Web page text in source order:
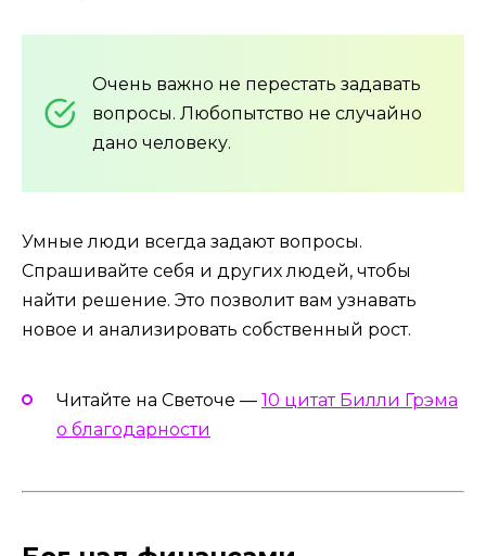
Очень важно не перестать задавать
вопросы. Любопытство не случайно
дано человеку.
Умные люди всегда задают вопросы.
Спрашивайте себя и других людей, чтобы
найти решение. Это позволит вам узнавать
новое и анализировать собственный рост.
Читайте на Светоче — 10 цитат Билли Грэма
о благодарности